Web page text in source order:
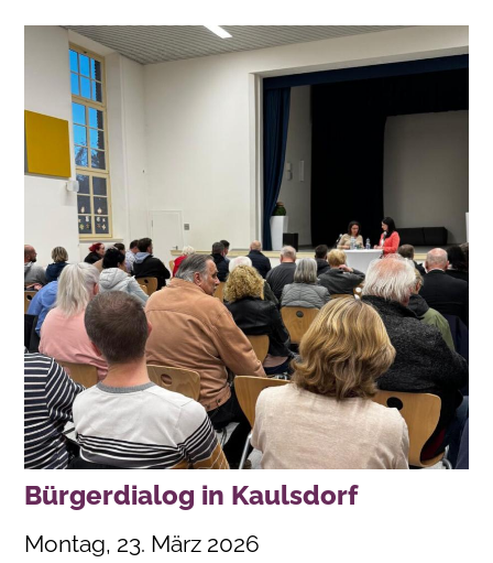
Bürgerdialog in Kaulsdorf
Montag, 23. März 2026